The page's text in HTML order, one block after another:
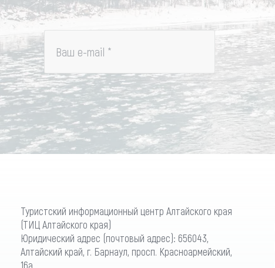
Ваш e-mail *
Туристский информационный центр Алтайского края
(ТИЦ Алтайского края)
Юридический адрес (почтовый адрес): 656043,
Алтайский край, г. Барнаул, просп. Красноармейский,
16а